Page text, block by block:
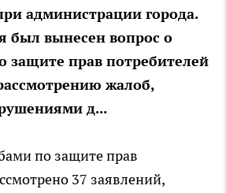
администрации города.
был вынесен вопрос о
защите прав потребителей
жалоб,
д...
по защите прав
37 заявлений,